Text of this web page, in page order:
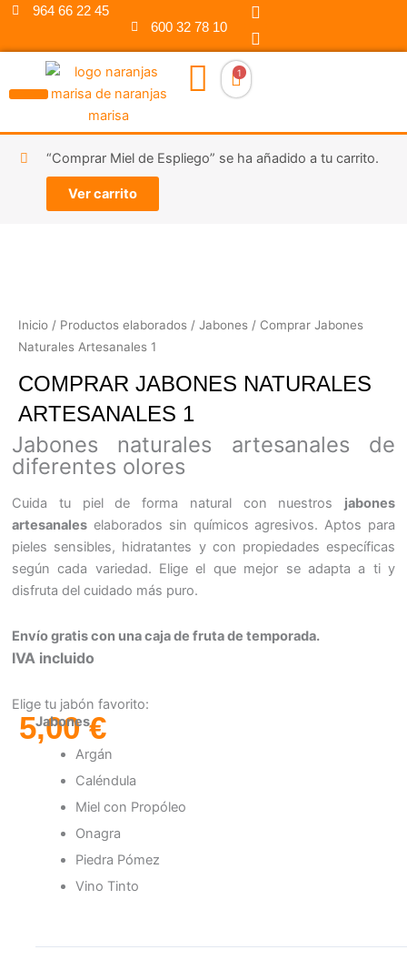
contenido
964 66 22 45
600 32 78 10
F
c
I
s
1
“Comprar Miel de Espliego” se ha añadido a tu carrito.
Ver carrito
Inicio / Productos elaborados / Jabones / Comprar Jabones
Naturales Artesanales 1
COMPRAR JABONES NATURALES
ARTESANALES 1
Jabones naturales artesanales de
diferentes olores
Cuida tu piel de forma natural con nuestros jabones
artesanales elaborados sin químicos agresivos. Aptos para
pieles sensibles, hidratantes y con propiedades específicas
según cada variedad. Elige el que mejor se adapta a ti y
disfruta del cuidado más puro.
Envío gratis con una caja de fruta de temporada.
IVA incluido
Elige tu jabón favorito:
5,00€
Jabones
Argán
Caléndula
Miel con Propóleo
Onagra
Piedra Pómez
Vino Tinto
Comprar
Jabones
Naturales
cantidad